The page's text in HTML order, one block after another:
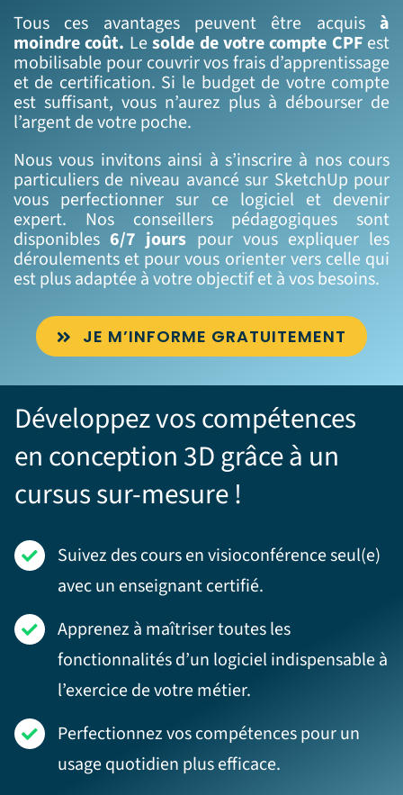
Tous ces avantages peuvent être acquisà
moindre coût. Lesolde de votre compte CPFest
mobilisable pour couvrir vos frais d’apprentissage
et de certification. Si le budget de votre compte
est suffisant, vous n’aurez plus à débourser de
l’argent de votre poche.
Nous vous invitons ainsi à s’inscrire à nos cours
particuliers de niveau avancé sur SketchUp pour
vous perfectionner sur ce logiciel et devenir
expert. Nos conseillers pédagogiques sont
disponibles6/7 jours pour vous expliquer les
déroulements et pour vous orienter vers celle qui
est plus adaptée à votre objectif et à vos besoins.
JE M’INFORME GRATUITEMENT
Développez vos compétences
en conception 3D grâce à un
cursus sur-mesure !
Suivez des cours en visioconférence seul(e)
avec un enseignant certifié.
Apprenez à maîtriser toutes les
fonctionnalités d’un logiciel indispensable à
l’exercice de votre métier.
Perfectionnez vos compétences pour un
usage quotidien plus efficace.